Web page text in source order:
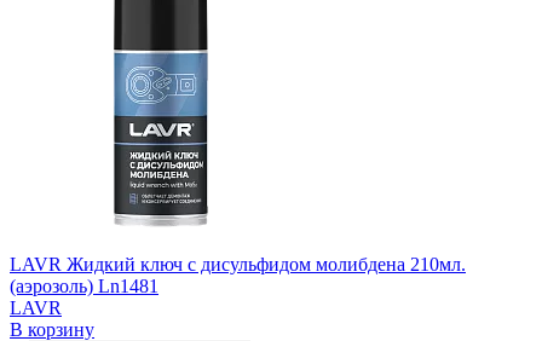
LAVR Жидкий ключ с дисульфидом молибдена 210мл.
(аэрозоль) Ln1481
LAVR
В корзину